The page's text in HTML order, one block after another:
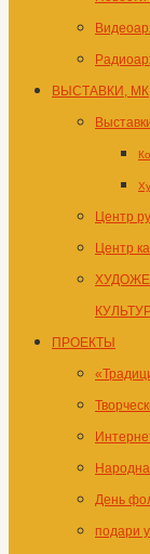
ВЫСТАВКИ,
Центр
Центр
ПРОЕКТЫ
День
подари